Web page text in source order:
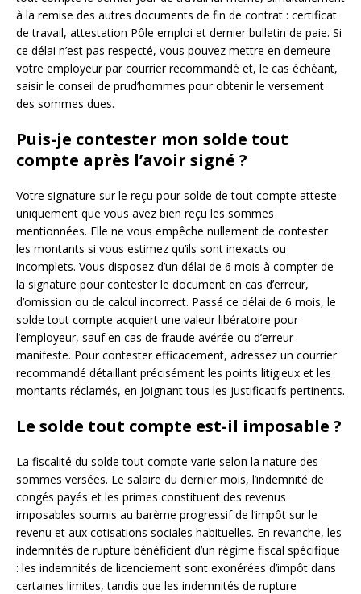
à la remise des autres documents de fin de contrat : certificat
de travail, attestation Pôle emploi et dernier bulletin de paie. Si
ce délai n’est pas respecté, vous pouvez mettre en demeure
votre employeur par courrier recommandé et, le cas échéant,
saisir le conseil de prud’hommes pour obtenir le versement
des sommes dues.
Puis-je contester mon solde tout
compte après l’avoir signé ?
Votre signature sur le reçu pour solde de tout compte atteste
uniquement que vous avez bien reçu les sommes
mentionnées. Elle ne vous empêche nullement de contester
les montants si vous estimez qu’ils sont inexacts ou
incomplets. Vous disposez d’un délai de 6 mois à compter de
la signature pour contester le document en cas d’erreur,
d’omission ou de calcul incorrect. Passé ce délai de 6 mois, le
solde tout compte acquiert une valeur libératoire pour
l’employeur, sauf en cas de fraude avérée ou d’erreur
manifeste. Pour contester efficacement, adressez un courrier
recommandé détaillant précisément les points litigieux et les
montants réclamés, en joignant tous les justificatifs pertinents.
Le solde tout compte est-il imposable ?
La fiscalité du solde tout compte varie selon la nature des
sommes versées. Le salaire du dernier mois, l’indemnité de
congés payés et les primes constituent des revenus
imposables soumis au barème progressif de l’impôt sur le
revenu et aux cotisations sociales habituelles. En revanche, les
indemnités de rupture bénéficient d’un régime fiscal spécifique
: les indemnités de licenciement sont exonérées d’impôt dans
certaines limites, tandis que les indemnités de rupture